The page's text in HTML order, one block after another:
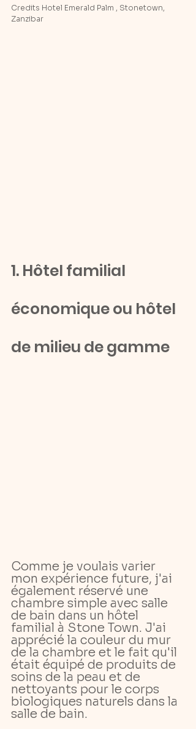
Credits Hotel Emerald Palm , Stonetown,
Zanzibar
1. Hôtel familial
économique ou hôtel
de milieu de gamme
Comme je voulais varier
mon expérience future, j'ai
également réservé une
chambre simple avec salle
de bain dans un hôtel
familial à Stone Town. J'ai
apprécié la couleur du mur
de la chambre et le fait qu'il
était équipé de produits de
soins de la peau et de
nettoyants pour le corps
biologiques naturels dans la
salle de bain.